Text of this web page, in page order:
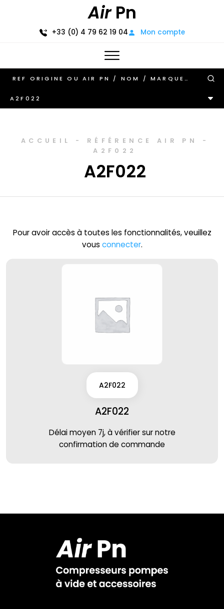
AirPn
+33 (0) 4 79 62 19 04 Mon compte
A2F022
ACCUEIL - RÉFÉRENCE AIR PN
-
A2F022
A2F022
Pour avoir accès à toutes les fonctionnalités, veuillez
vous connecter.
A2F022
A2F022
Délai moyen 7j, à vérifier sur notre
confirmation de commande